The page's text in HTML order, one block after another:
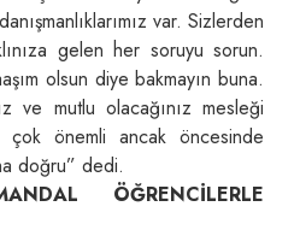
var. Sizlerden
gelen her soruyu sorun.
olsun diye bakmayın buna.
ve mutlu olacağınız mesleği
çok önemli ancak öncesinde
doğru” dedi.
ÖĞRENCİLERLE